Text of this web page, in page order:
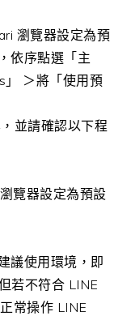
瀏覽器設定為預
依序點選「主
」 ＞將「使用預
並請確認以下程
覽器設定為預設
議使用環境，即
若不符合 LINE
常操作 LINE